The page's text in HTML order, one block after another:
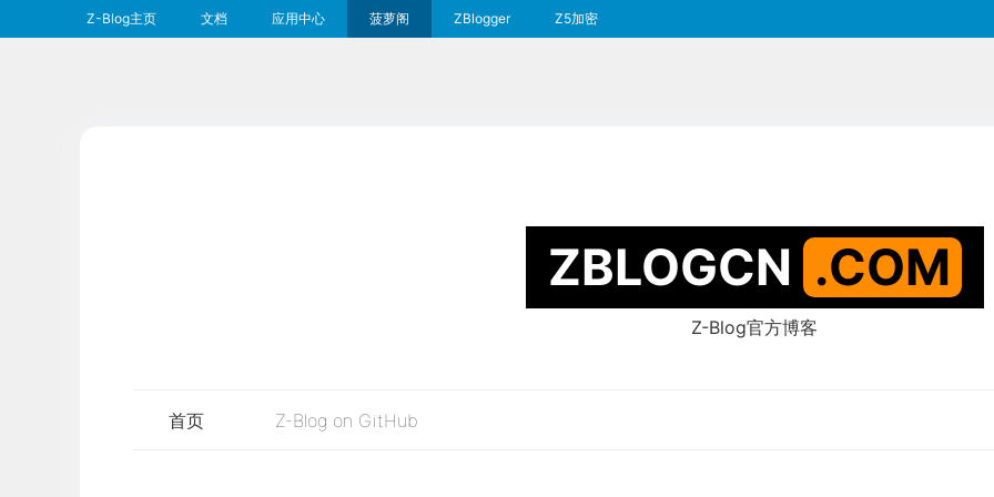
Z-Blog主页 文档 应用中心 菠萝阁 ZBlogger Z5加密
ZBLOGCN .COM
Z-Blog官方博客
首页 Z-Blog on GitHub